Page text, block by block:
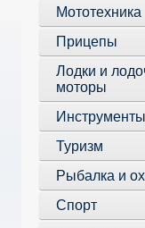
Мототехника
Прицепы
Лодки и
моторы
Инструменты
Туризм
Рыбалка и
Спорт